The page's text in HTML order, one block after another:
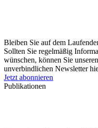
Bleiben Sie auf dem
Sollten Sie regelmäßig
wünschen, können Sie
unverbindlichen Newsletter
Jetzt abonnieren
Publikationen